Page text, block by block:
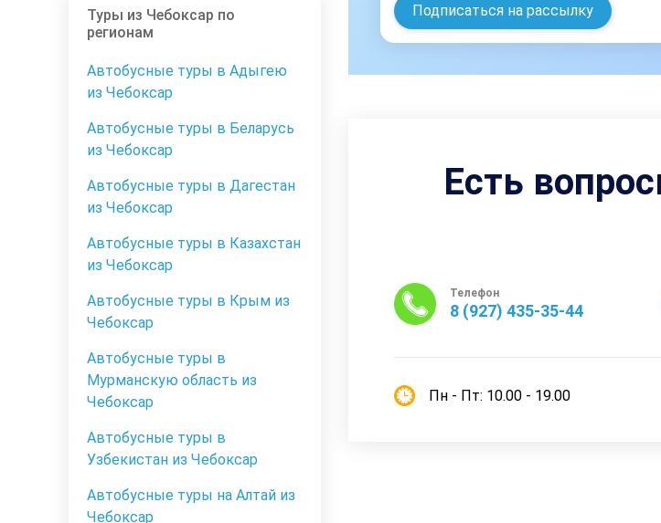
Туры из Чебоксар по
регионам
Автобусные туры в Адыгею
из Чебоксар
Автобусные туры в Беларусь
из Чебоксар
Автобусные туры в Дагестан
из Чебоксар
Автобусные туры в Казахстан
из Чебоксар
Автобусные туры в Крым из
Чебоксар
Автобусные туры в
Мурманскую область из
Чебоксар
Автобусные туры в
Узбекистан из Чебоксар
Автобусные туры на Алтай из
Чебоксар
Подписаться на рассылку
Есть
Телефон
8 (927) 435-35-44
Пн - Пт: 10.00 - 19.00